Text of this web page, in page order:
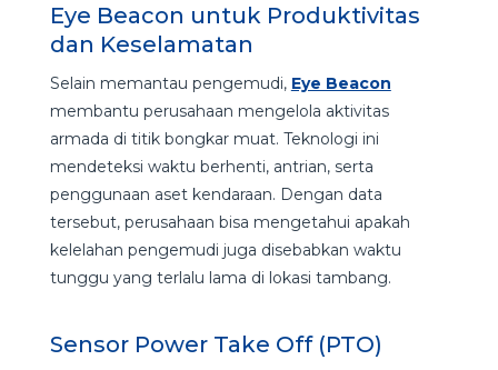
Eye Beacon untuk Produktivitas
dan Keselamatan
Selain memantau pengemudi, Eye Beacon
membantu perusahaan mengelola aktivitas
armada di titik bongkar muat. Teknologi ini
mendeteksi waktu berhenti, antrian, serta
penggunaan aset kendaraan. Dengan data
tersebut, perusahaan bisa mengetahui apakah
kelelahan pengemudi juga disebabkan waktu
tunggu yang terlalu lama di lokasi tambang.
Sensor Power Take Off (PTO)